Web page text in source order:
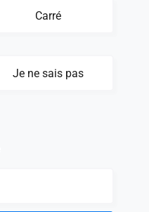
Carré
Je ne sais pas